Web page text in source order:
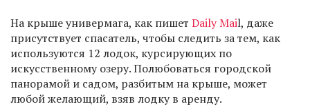
На крыше универмага, как пишет Daily Mail, даже
присутствует спасатель, чтобы следить за тем, как
используются 12 лодок, курсирующих по
искусственному озеру. Полюбоваться городской
панорамой и садом, разбитым на крыше, может
любой желающий, взяв лодку в аренду.